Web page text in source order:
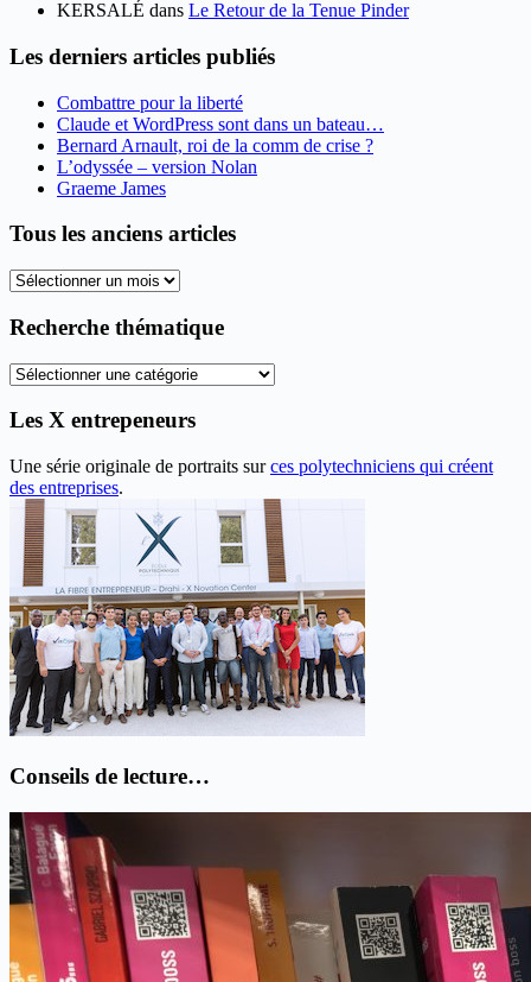
KERSALÉ dans Le Retour de la Tenue Pinder
Les derniers articles publiés
Combattre pour la liberté
Claude et WordPress sont dans un bateau…
Bernard Arnault, roi de la comm de crise ?
L’odyssée – version Nolan
Graeme James
Tous les anciens articles
Tous
anciens
Recherche thématique
Recherche
Les X entrepeneurs
Une série originale de portraits surces polytechniciens qui créent
des entreprises.
Conseils de lecture…